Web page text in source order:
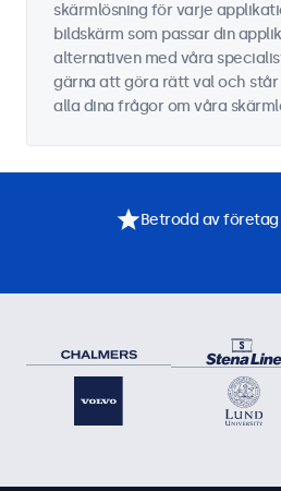
skärmlösning för varje
bildskärm som passar din
alternativen med våra
gärna att göra rätt val och
alla dina frågor om våra
Betrodd av